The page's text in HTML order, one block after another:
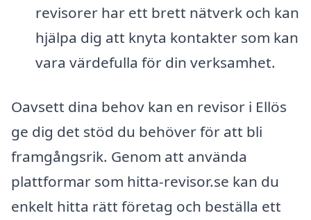
revisorer har ett brett nätverk och kan
hjälpa dig att knyta kontakter som kan
vara värdefulla för din verksamhet.
Oavsett dina behov kan en revisor i Ellös
ge dig det stöd du behöver för att bli
framgångsrik. Genom att använda
plattformar som hitta-revisor.se kan du
enkelt hitta rätt företag och beställa ett